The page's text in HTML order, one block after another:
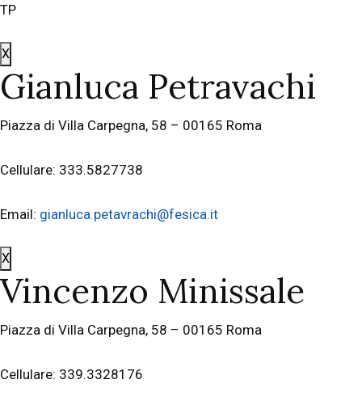
TP
X
Gianluca Petravachi
Piazza di Villa Carpegna, 58 – 00165 Roma
Cellulare: 333.5827738
Email: gianluca.petavrachi@fesica.it
X
Vincenzo Minissale
Piazza di Villa Carpegna, 58 – 00165 Roma
Cellulare: 339.3328176